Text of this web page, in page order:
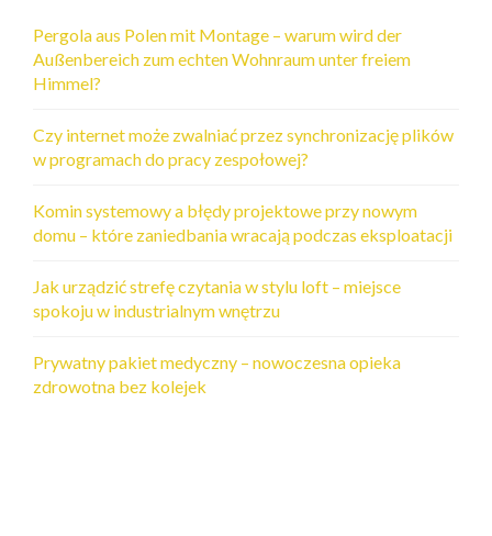
Pergola aus Polen mit Montage – warum wird der
Außenbereich zum echten Wohnraum unter freiem
Himmel?
Czy internet może zwalniać przez synchronizację plików
w programach do pracy zespołowej?
Komin systemowy a błędy projektowe przy nowym
domu – które zaniedbania wracają podczas eksploatacji
Jak urządzić strefę czytania w stylu loft – miejsce
spokoju w industrialnym wnętrzu
Prywatny pakiet medyczny – nowoczesna opieka
zdrowotna bez kolejek